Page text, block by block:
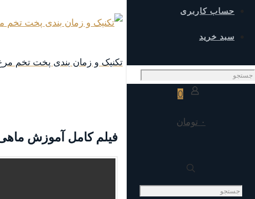
حساب کاربری
سبد خرید
0
۰ تومان
تکنیک و زمان بندی پخت تخم
فیلم کامل آموزش